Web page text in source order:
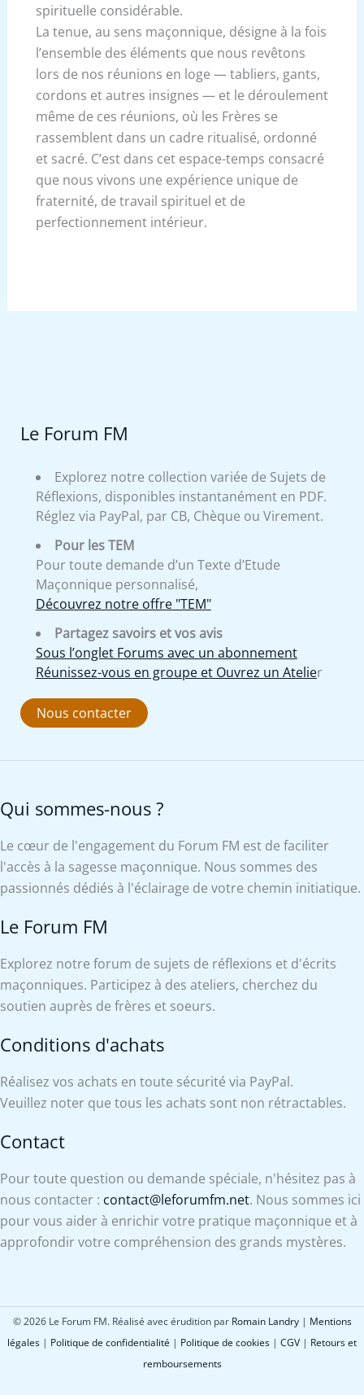
spirituelle considérable.
La tenue, au sens maçonnique, désigne à la fois
l’ensemble des éléments que nous revêtons
lors de nos réunions en loge — tabliers, gants,
cordons et autres insignes — et le déroulement
même de ces réunions, où les Frères se
rassemblent dans un cadre ritualisé, ordonné
et sacré. C’est dans cet espace-temps consacré
que nous vivons une expérience unique de
fraternité, de travail spirituel et de
perfectionnement intérieur.
Le Forum FM
Explorez notre collection variée de Sujets de
Réflexions, disponibles instantanément en PDF.
Réglez via PayPal, par CB, Chèque ou Virement.
Pour les TEM
Pour toute demande d’un Texte d’Etude
Maçonnique personnalisé,
Découvrez notre offre "TEM"
Partagez savoirs et vos avis
Sous l’onglet Forums avec un abonnement
Réunissez-vous en groupe et Ouvrez un Atelier
Nous contacter
Qui sommes-nous ?
Le cœur de l'engagement du Forum FM est de faciliter
l'accès à la sagesse maçonnique. Nous sommes des
passionnés dédiés à l'éclairage de votre chemin initiatique.
Le Forum FM
Explorez notre forum de sujets de réflexions et d'écrits
maçonniques. Participez à des ateliers, cherchez du
soutien auprès de frères et soeurs.
Conditions d'achats
Réalisez vos achats en toute sécurité via PayPal.
Veuillez noter que tous les achats sont non rétractables.
Contact
Pour toute question ou demande spéciale, n'hésitez pas à
nous contacter : contact@leforumfm.net. Nous sommes ici
pour vous aider à enrichir votre pratique maçonnique et à
approfondir votre compréhension des grands mystères.
© 2026 Le Forum FM. Réalisé avec érudition par Romain Landry| Mentions
légales | Politique de confidentialité | Politique de cookies | CGV | Retours et
remboursements